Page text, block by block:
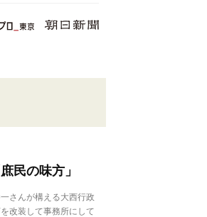
民の味方」
さんが構える大西行政
改装して事務所にして